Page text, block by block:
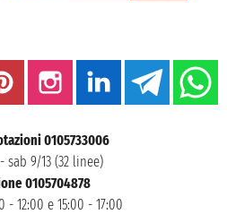
0105733006
sab 9/13 (32 linee)
0105704878
- 12:00 e 15:00 - 17:00